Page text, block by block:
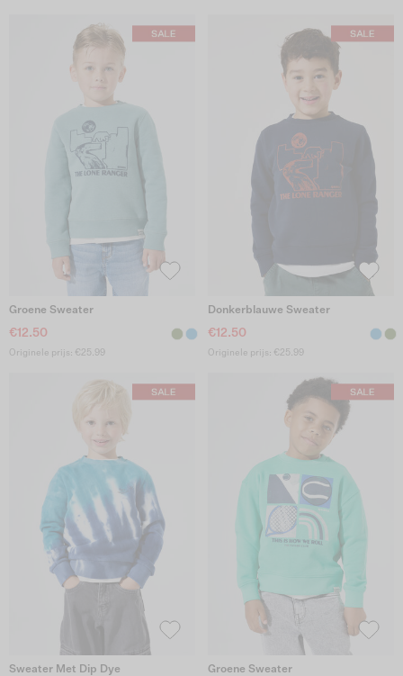
Groene Sweater
€12.50
Originele prijs: €25.99
Donkerblauwe Sweater
€12.50
Originele prijs: €25.99
Sweater Met Dip Dye Groene Sweater